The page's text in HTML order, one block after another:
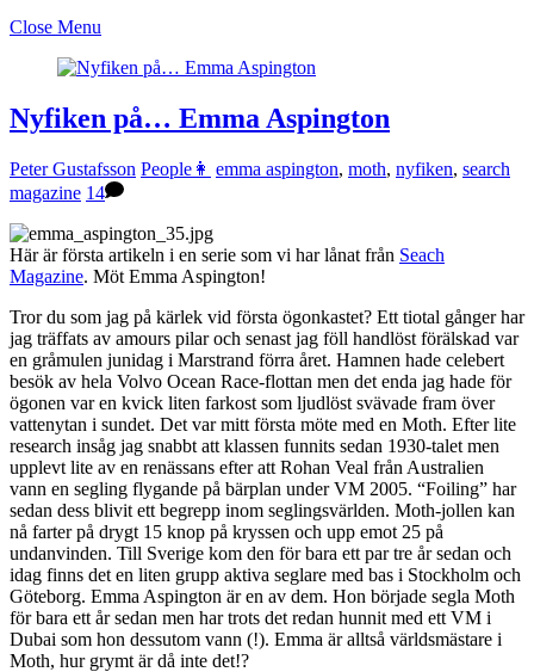
Close Menu
Nyfiken på… Emma Aspington
Peter Gustafsson People👩 emma aspington, moth, nyfiken, search
magazine 14
Här är första artikeln i en serie som vi har lånat från Seach
Magazine. Möt Emma Aspington!
Tror du som jag på kärlek vid första ögonkastet? Ett tiotal gånger har
jag träffats av amours pilar och senast jag föll handlöst förälskad var
en gråmulen junidag i Marstrand förra året. Hamnen hade celebert
besök av hela Volvo Ocean Race-flottan men det enda jag hade för
ögonen var en kvick liten farkost som ljudlöst svävade fram över
vattenytan i sundet. Det var mitt första möte med en Moth. Efter lite
research insåg jag snabbt att klassen funnits sedan 1930-talet men
upplevt lite av en renässans efter att Rohan Veal från Australien
vann en segling flygande på bärplan under VM 2005. “Foiling” har
sedan dess blivit ett begrepp inom seglingsvärlden. Moth-jollen kan
nå farter på drygt 15 knop på kryssen och upp emot 25 på
undanvinden. Till Sverige kom den för bara ett par tre år sedan och
idag finns det en liten grupp aktiva seglare med bas i Stockholm och
Göteborg. Emma Aspington är en av dem. Hon började segla Moth
för bara ett år sedan men har trots det redan hunnit med ett VM i
Dubai som hon dessutom vann (!). Emma är alltså världsmästare i
Moth, hur grymt är då inte det!?